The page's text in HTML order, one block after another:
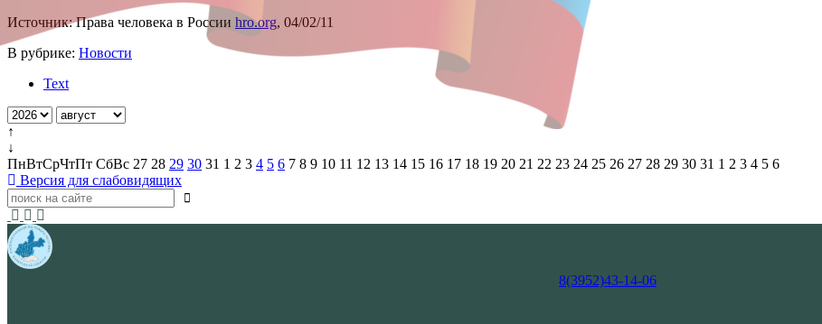
Источник: Права человека в России hro.org, 04/02/11
В рубрике: Новости
Text
↑
↓
ПнВтСрЧтПт СбВс 27 28 29 30 31 1 2 3 4 5 6 7 8 9 10 11 12 13 14 15 16 17 18 19 20 21 22 23 24 25 26 27 28 29 30 31 1 2 3 4 5 6
Версия для слабовидящих
8(3952)43-14-06